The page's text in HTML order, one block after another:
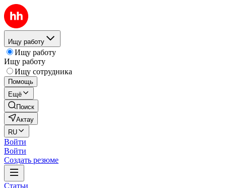
Ищу работу
Ищу работу
Ищу работу
Ищу сотрудника
Помощь
Ещё
Поиск
Актау
RU
Войти
Войти
Создать резюме
Статьи